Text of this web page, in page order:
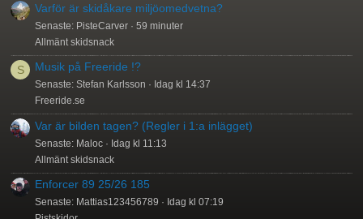
Varför är skidåkare miljöomedvetna?
Senaste: PisteCarver
59 minuter
Allmänt skidsnack
S Musik på Freeride !?
Senaste: Stefan Karlsson
Idag kl 14:37
Freeride.se
Var är bilden tagen? (Regler i 1:a inlägget)
Senaste: Maloc
Idag kl 11:13
Allmänt skidsnack
Enforcer 89 25/26 185
Senaste: Mattias123456789
Idag kl 07:19